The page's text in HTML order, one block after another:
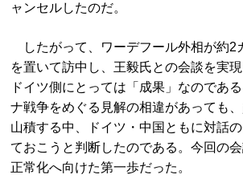
ャンセルしたのだ。
したがって、ワーデフール外相が約2
を置いて訪中し、王毅氏との会談を実現
ドイツ側にとっては「成果」なのであ
ナ戦争をめぐる見解の相違があっても
山積する中、ドイツ・中国ともに対話
ておこうと判断したのである。今回の
正常化へ向けた第一歩だった。